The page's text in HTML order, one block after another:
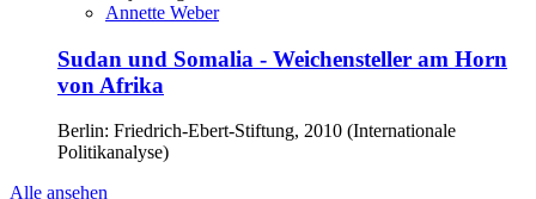
Annette Weber
Sudan und Somalia - Weichensteller am Horn
von Afrika
Berlin: Friedrich-Ebert-Stiftung, 2010 (Internationale
Politikanalyse)
Alle ansehen